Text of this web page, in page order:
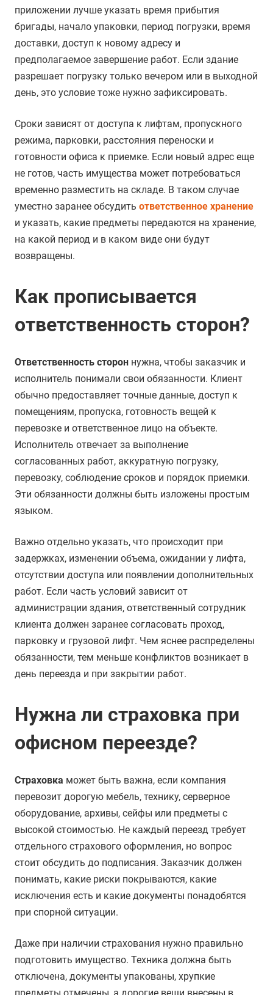
приложении лучше указать время прибытия
бригады, начало упаковки, период погрузки, время
доставки, доступ к новому адресу и
предполагаемое завершение работ. Если здание
разрешает погрузку только вечером или в выходной
день, это условие тоже нужно зафиксировать.
Сроки зависят от доступа к лифтам, пропускного
режима, парковки, расстояния переноски и
готовности офиса к приемке. Если новый адрес еще
не готов, часть имущества может потребоваться
временно разместить на складе. В таком случае
уместно заранее обсудить ответственное хранение
и указать, какие предметы передаются на хранение,
на какой период и в каком виде они будут
возвращены.
Как прописывается
ответственность сторон?
Ответственность сторон нужна, чтобы заказчик и
исполнитель понимали свои обязанности. Клиент
обычно предоставляет точные данные, доступ к
помещениям, пропуска, готовность вещей к
перевозке и ответственное лицо на объекте.
Исполнитель отвечает за выполнение
согласованных работ, аккуратную погрузку,
перевозку, соблюдение сроков и порядок приемки.
Эти обязанности должны быть изложены простым
языком.
Важно отдельно указать, что происходит при
задержках, изменении объема, ожидании у лифта,
отсутствии доступа или появлении дополнительных
работ. Если часть условий зависит от
администрации здания, ответственный сотрудник
клиента должен заранее согласовать проход,
парковку и грузовой лифт. Чем яснее распределены
обязанности, тем меньше конфликтов возникает в
день переезда и при закрытии работ.
Нужна ли страховка при
офисном переезде?
Страховка может быть важна, если компания
перевозит дорогую мебель, технику, серверное
оборудование, архивы, сейфы или предметы с
высокой стоимостью. Не каждый переезд требует
отдельного страхового оформления, но вопрос
стоит обсудить до подписания. Заказчик должен
понимать, какие риски покрываются, какие
исключения есть и какие документы понадобятся
при спорной ситуации.
Даже при наличии страхования нужно правильно
подготовить имущество. Техника должна быть
отключена, документы упакованы, хрупкие
предметы отмечены, а дорогие вещи внесены в